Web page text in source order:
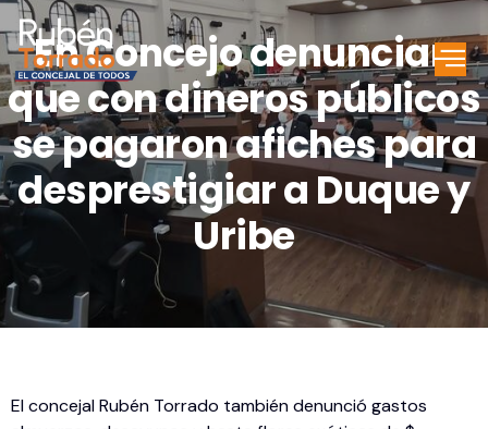
En Concejo denuncian
que con dineros públicos
se pagaron afiches para
desprestigiar a Duque y
Uribe
El concejal Rubén Torrado también denunció gastos